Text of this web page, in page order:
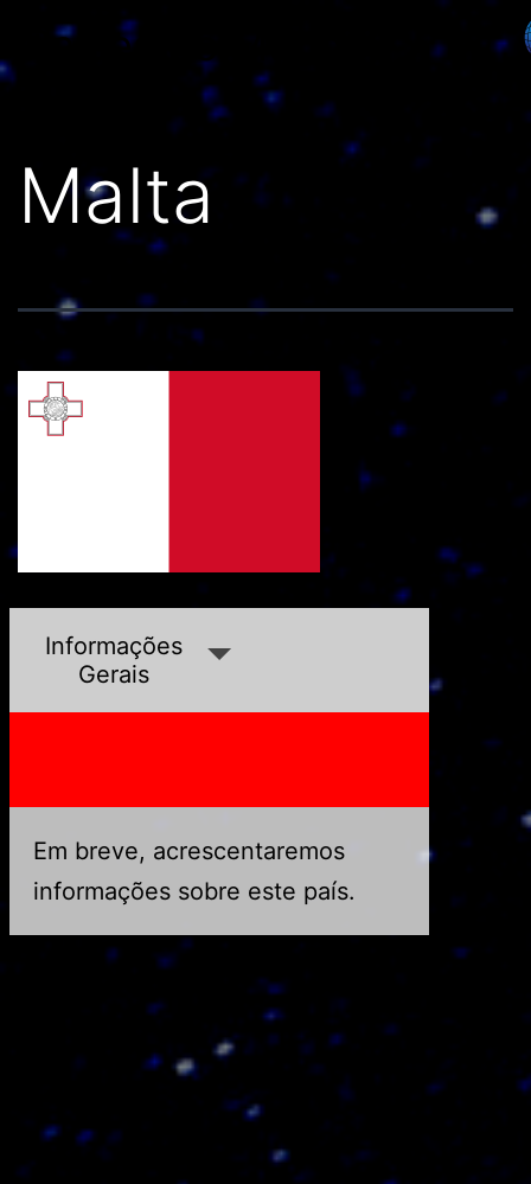
Países do Mundo
Malta
Informações
Gerais
Em breve, acrescentaremos
informações sobre este país.
Marrocos